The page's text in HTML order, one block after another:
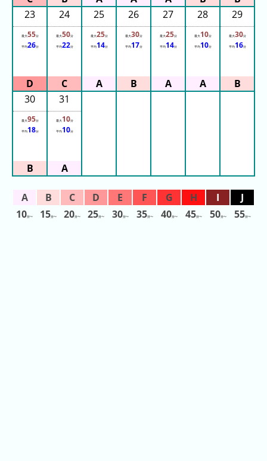
間
1
日
日
前
3
前
前
23
最大55分
平均26分
24
最大50分
平均22分
25
最大25分
平均14分
26
最大30分
平均17分
27
最大25分
平均14分
28
最大10分
平均10分
29
最大30分
平均16分
30
最大95分
平均18分
31
最大10分
平均10分
10分〜 15分〜 20分〜 25分〜 30分〜 35分〜 40分〜 45分〜 50分〜 55分〜